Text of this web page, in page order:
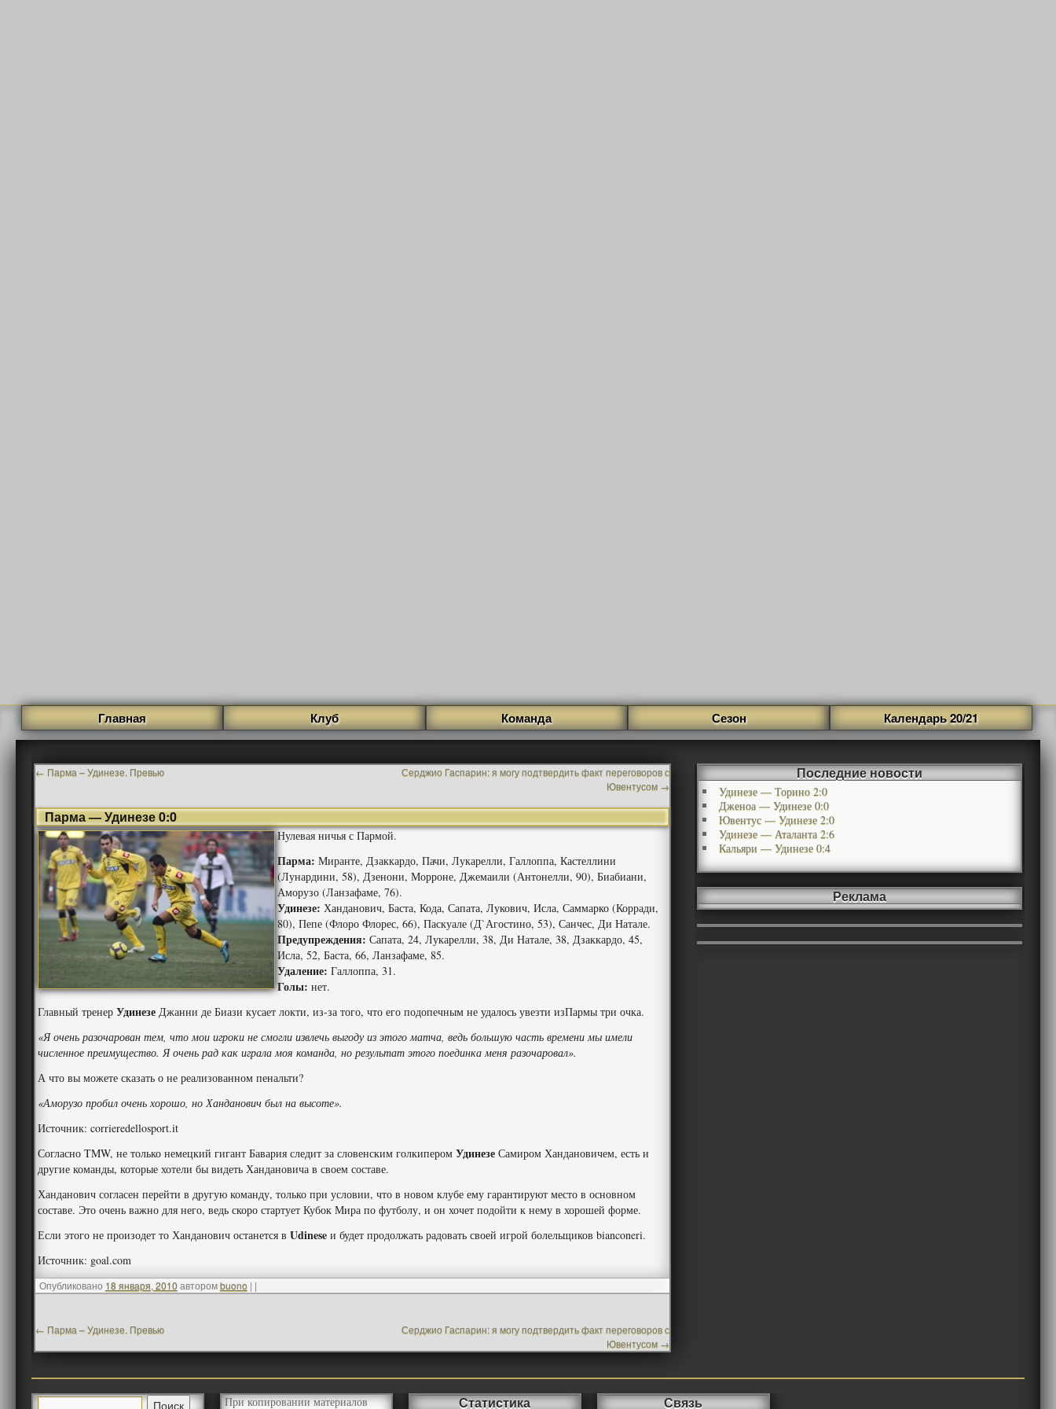
Главная Клуб Команда Сезон Календарь 20/21
← Парма – Удинезе. Превью
Серджио Гаспарин: я могу подтвердить факт переговоров с
Ювентусом →
Парма — Удинезе 0:0
Нулевая ничья с Пармой.
Парма: Миранте, Дзаккардо, Пачи, Лукарелли, Галлоппа, Кастеллини
(Лунардини, 58), Дзенони, Морроне, Джемаили (Антонелли, 90), Биабиани,
Аморузо (Ланзафаме, 76).
Удинезе: Ханданович, Баста, Кода, Сапата, Лукович, Исла, Саммарко (Корради,
80), Пепе (Флоро Флорес, 66), Паскуале (Д`Агостино, 53), Санчес, Ди Натале.
Предупреждения: Сапата, 24, Лукарелли, 38, Ди Натале, 38, Дзаккардо, 45,
Исла, 52, Баста, 66, Ланзафаме, 85.
Удаление: Галлоппа, 31.
Голы: нет.
Главный тренер УдинезеДжанни де Биази кусает локти, из-за того, что его подопечным не удалось увезти изПармы три очка.
«Я очень разочарован тем, что мои игроки не смогли извлечь выгоду из этого матча, ведь большую часть времени мы имели
численное преимущество. Я очень рад как играла моя команда, но результат этого поединка меня разочаровал».
А что вы можете сказать о не реализованном пенальти?
«Аморузо пробил очень хорошо, но Ханданович был на высоте».
Источник: corrieredellosport.it
Согласно TMW, не только немецкий гигант Бавария следит за словенским голкипером УдинезеСамиром Хандановичем, есть и
другие команды, которые хотели бы видеть Хандановича в своем составе.
Ханданович согласен перейти в другую команду, только при условии, что в новом клубе ему гарантируют место в основном
составе. Это очень важно для него, ведь скоро стартует Кубок Мира по футболу, и он хочет подойти к нему в хорошей форме.
Если этого не произодет то Ханданович останется в Udinese и будет продолжать радовать своей игрой болельщиков bianconeri.
Источник: goal.com
Опубликовано 18 января, 2010авторомbuono | |
← Парма – Удинезе. Превью
Серджио Гаспарин: я могу подтвердить факт переговоров с
Ювентусом →
Последние новости
Удинезе — Торино 2:0
Дженоа — Удинезе 0:0
Ювентус — Удинезе 2:0
Удинезе — Аталанта 2:6
Кальяри — Удинезе 0:4
Реклама
При копировании материалов
Статистика Связь